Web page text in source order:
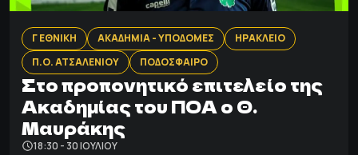
Γ ΕΘΝΙΚΗ ΑΚΑΔΗΜΙΑ - ΥΠΟΔΟΜΕΣ
ΗΡΑΚΛΕΙΟ
Π.Ο. ΑΤΣΑΛΕΝΙΟΥ
ΠΟΔΟΣΦΑΙΡΟ
Στο προπονητικό επιτελείο της
Ακαδημίας του ΠΟΑ ο Θ.
Μαυράκης
18:30 - 30 ΙΟΥΛΊΟΥ